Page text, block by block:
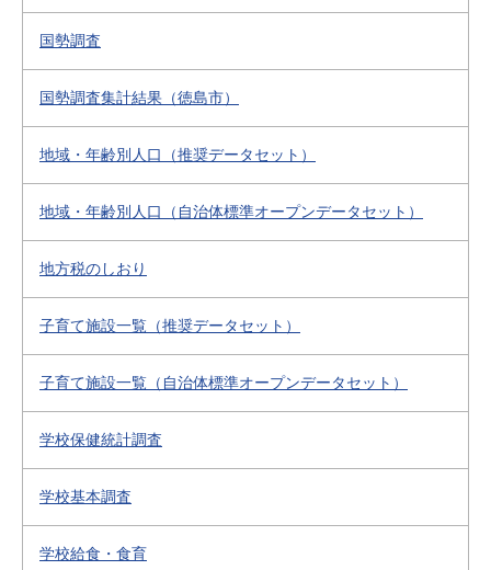
国勢調査
国勢調査集計結果（徳島市）
地域・年齢別人口（推奨データセット）
地域・年齢別人口（自治体標準オープンデータセット）
地方税のしおり
子育て施設一覧（推奨データセット）
子育て施設一覧（自治体標準オープンデータセット）
学校保健統計調査
学校基本調査
学校給食・食育